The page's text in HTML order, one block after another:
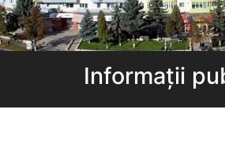
Informații